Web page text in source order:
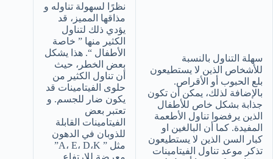
سهلة التناول بالنسبة
للأشخاص الذين لا يستطيعون
بلع الحبوب أو الأقراص.
بالإضافة لذلك، يمكن أن تكون
جذابة بشكل خاص للأطفال
الذين يرفضوا تناول الأطعمة
المفيدة. كما أن البالغين او
كبار السن الذين لا يستطيعون
تذكر موعد تناول الفيتامينات
نظرًا لسهولة تناوله و
مذاقها المميز، قد
يؤدي ذلك لتناول
الكثير منها ” خاصة
الأطفال “. هذا يشكل
بعض الخطر، حيث
أن تناول الكثير من
حلوى الفيتامينات قد
يكون ضار للجسم. و
تعتبر بعض
الفيتامينات القابلة
للذوبان في الدهون
مثل ” A، E، D،K”
معرضة للإرتفاع